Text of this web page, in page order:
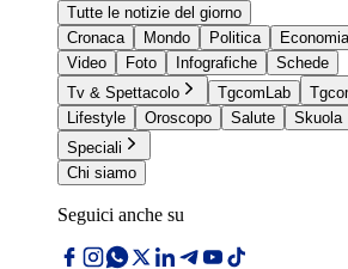
Tutte le notizie del giorno
Cronaca
Mondo Politica Economia
Video
Foto Infografiche
Schede
Tv & Spettacolo
TgcomLab
Lifestyle
Oroscopo Salute Skuola
Speciali
Chi siamo
Seguici anche su